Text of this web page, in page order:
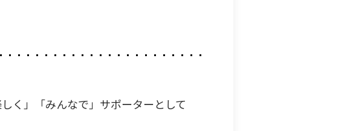
く」「みんなで」サポーターとして